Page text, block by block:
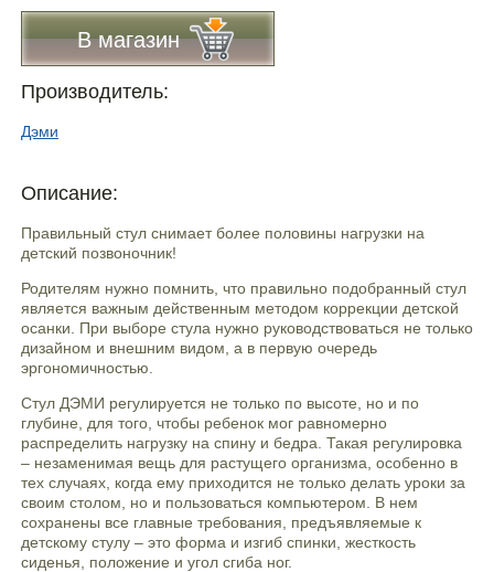
В магазин
Производитель:
Дэми
Описание:
Правильный стул снимает более половины нагрузки на
детский позвоночник!
Родителям нужно помнить, что правильно подобранный стул
является важным действенным методом коррекции детской
осанки. При выборе стула нужно руководствоваться не только
дизайном и внешним видом, а в первую очередь
эргономичностью.
Стул ДЭМИ регулируется не только по высоте, но и по
глубине, для того, чтобы ребенок мог равномерно
распределить нагрузку на спину и бедра. Такая регулировка
– незаменимая вещь для растущего организма, особенно в
тех случаях, когда ему приходится не только делать уроки за
своим столом, но и пользоваться компьютером. В нем
сохранены все главные требования, предъявляемые к
детскому стулу – это форма и изгиб спинки, жесткость
сиденья, положение и угол сгиба ног.